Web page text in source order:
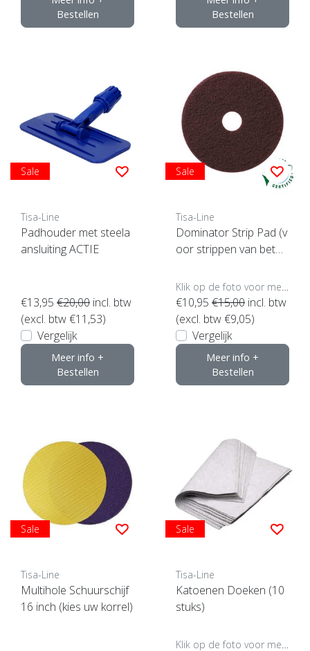
Bestellen
Bestellen
Sale
Tisa-Line
Padhouder met steela
ansluiting ACTIE
€13,95 €20,00 incl. btw
(excl. btw €11,53)
Vergelijk
Meer info +
Bestellen
Sale
Tisa-Line
Dominator Strip Pad (v
oor strippen van beton
€10,95 €15,00 incl. btw
(excl. btw €9,05)
Vergelijk
Meer info +
Bestellen
Sale
Tisa-Line
Multihole Schuurschijf
16 inch (kies uw korrel)
Sale
Tisa-Line
Katoenen Doeken (10
stuks)